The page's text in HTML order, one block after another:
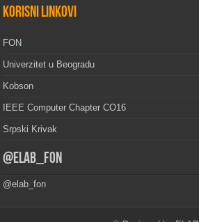
Korisni linkovi
FON
Univerzitet u Beogradu
Kobson
IEEE Computer Chapter CO16
Srpski Krivak
@elab_fon
@elab_fon